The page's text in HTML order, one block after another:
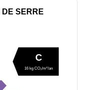
SERRE
C
16 kg CO₂/m²/an